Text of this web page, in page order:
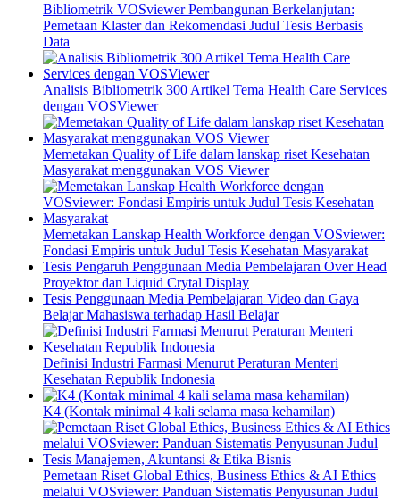
Bibliometrik VOSviewer Pembangunan Berkelanjutan:
Pemetaan Klaster dan Rekomendasi Judul Tesis Berbasis
Data
Analisis Bibliometrik 300 Artikel Tema Health Care Services
dengan VOSViewer
Memetakan Quality of Life dalam lanskap riset Kesehatan
Masyarakat menggunakan VOS Viewer
Memetakan Lanskap Health Workforce dengan VOSviewer:
Fondasi Empiris untuk Judul Tesis Kesehatan Masyarakat
Tesis Pengaruh Penggunaan Media Pembelajaran Over Head
Proyektor dan Liquid Crytal Display
Tesis Penggunaan Media Pembelajaran Video dan Gaya
Belajar Mahasiswa terhadap Hasil Belajar
Definisi Industri Farmasi Menurut Peraturan Menteri
Kesehatan Republik Indonesia
K4 (Kontak minimal 4 kali selama masa kehamilan)
Pemetaan Riset Global Ethics, Business Ethics & AI Ethics
melalui VOSviewer: Panduan Sistematis Penyusunan Judul